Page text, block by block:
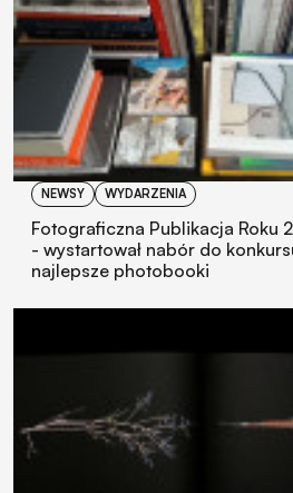
NEWSY WYDARZENIA
Fotograficzna Publikacja Roku
- wystartował nabór do
najlepsze photobooki